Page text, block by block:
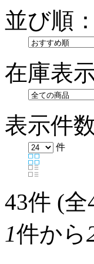
並び順：
在庫表示
表示件数
件
43件 (全
1件から